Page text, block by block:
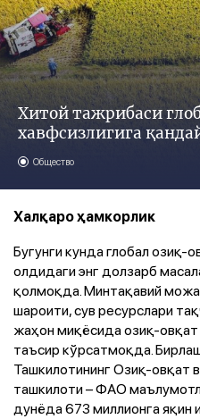
Хитой тажрибаси
хавфсизлигига
Общество
Халқаро ҳамкорлик
Бугунги кунда глобал озиқ-
олдидаги энг долзарб
қолмоқда. Минтақавий
шароити, сув ресурслари
жаҳон миқёсида озиқ-
таъсир кўрсатмоқда.
Ташкилотининг Озиқ-овқат
ташкилоти – ФАО
дунёда 673 миллионга яқин